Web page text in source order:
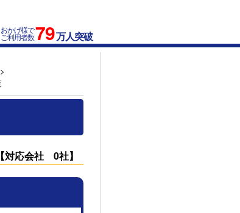
おかげ様で
ご利用者数79万人突破
【対応会社 0社】